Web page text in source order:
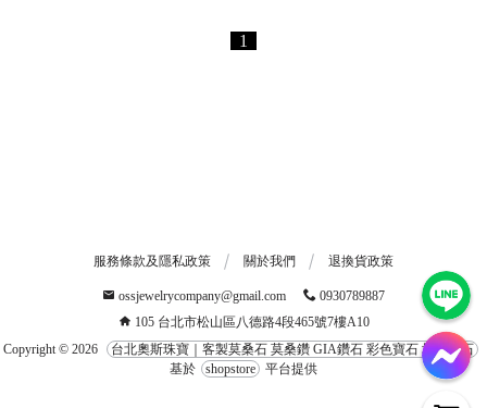
1
服務條款及隱私政策 關於我們 退換貨政策
ossjewelrycompany@gmail.com
0930789887
105 台北市松山區八德路4段465號7樓A10
Copyright © 2026
台北奧斯珠寶｜客製莫桑石 莫桑鑽 GIA鑽石 彩色寶石 培育鑽石
基於
shopstore 平台提供